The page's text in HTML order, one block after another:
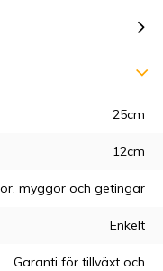
25cm
12cm
myggor och getingar
Enkelt
Garanti för tillväxt och